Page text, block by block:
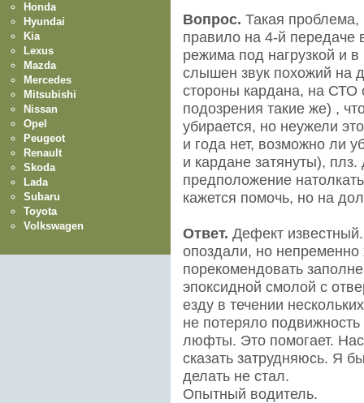
Вопрос. Такая
правило на 4-й передаче
режима под нагрузкой и
слышен звук похожий на
стороны кардана, на СТО
подозрения такие же) ,
убирается, но неужели
и года нет, возможно ли
и кардане затянуты), плз.
предположение
кажется помочь, но на
Ответ. Дефект
опоздали, но непременно
порекомендовать
эпоксидной смолой с
езду в течении
не потеряло
люфты. Это помогает.
сказать затрудняюсь. Я
делать не стал.
Опытный водитель.
Honda
Hyundai
Kia
Lexus
Mazda
Mercedes
Mitsubishi
Nissan
Opel
Peugeot
Renault
Skoda
Lada
Subaru
Toyota
Volkswagen